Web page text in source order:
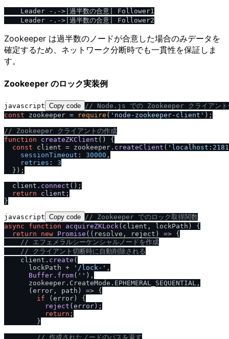
    Leader -.->|過半数の合意| Follower1
Zookeeper は過半数のノードが合意した場合のみデータを
確定するため、ネットワーク分断時でも一貫性を保証しま
す。
Zookeeper のロック実装例
javascript Copy code / / Node.js での Zookeeper クライアント
const zookeeper = require ( 'node-zookeeper-client' );
/ / Zookeeper クライアントの作成
function
createZKClient ( ) {
const client = zookeeper. createClient (
sessionTimeout : 30000 ,
retries : 3
  });
  client.
connect ();
return client;
javascript Copy code / / Zookeeper でのロック取得関数
async
function acquireZKLock ( client, lockPath ) {
return
new Promise ( ( resolve, reject ) => {
/ / エフェメラルシーケンシャルノードを作成
/ / クライアント切断時に自動削除される
    client.
create (
      lockPath +
' / lock-' ,
Buffer . from( '' ),
      zookeeper.
CreateMode . EPHEMERAL_SEQUENTIAL ,
( error, path ) => {
if (error) {
reject (error);
return ;
        }
/ / 作成されたノードのパスを返す